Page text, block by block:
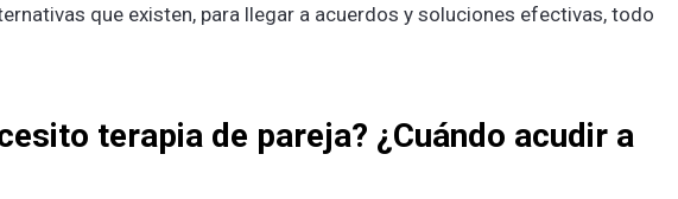
que existen, para llegar a acuerdos y soluciones efectivas, todo
terapia de pareja? ¿Cuándo acudir a